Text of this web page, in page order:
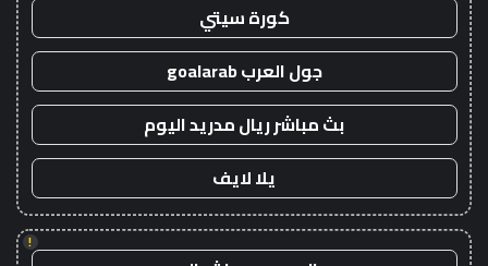
كورة سيتي
جول العرب goalarab
بث مباشر ريال مدريد اليوم
يلا لايف
!